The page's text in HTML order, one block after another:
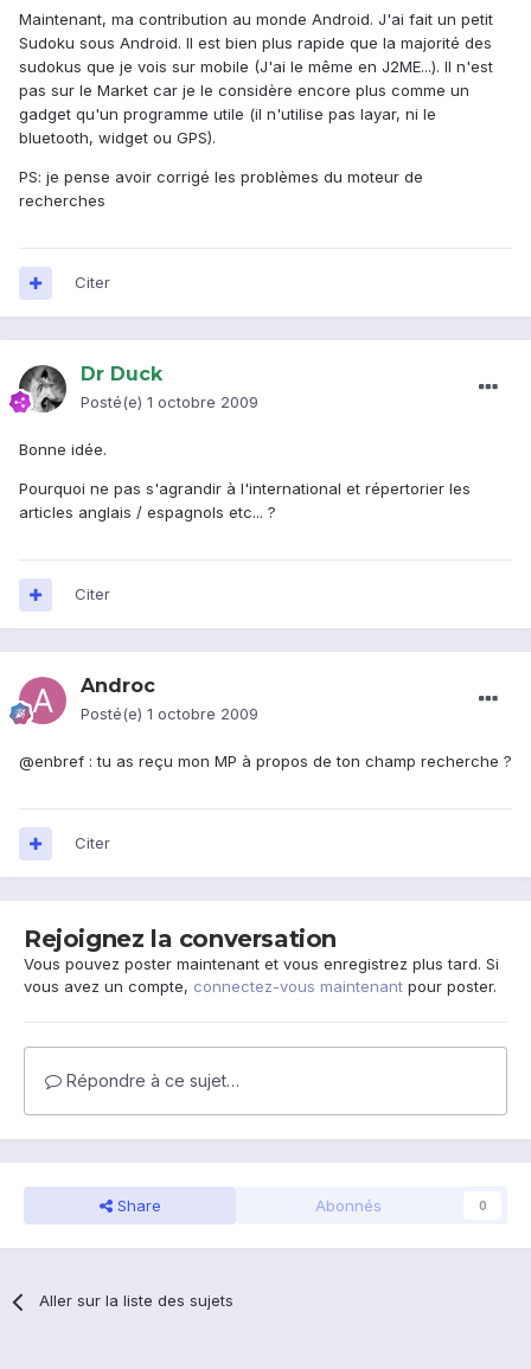
Maintenant, ma contribution au monde Android. J'ai fait un petit
Sudoku sous Android. Il est bien plus rapide que la majorité des
sudokus que je vois sur mobile (J'ai le même en J2ME...). Il n'est
pas sur le Market car je le considère encore plus comme un
gadget qu'un programme utile (il n'utilise pas layar, ni le
bluetooth, widget ou GPS).
PS: je pense avoir corrigé les problèmes du moteur de
recherches
Citer
Dr Duck
Posté(e) 1 octobre 2009
Bonne idée.
Pourquoi ne pas s'agrandir à l'international et répertorier les
articles anglais / espagnols etc... ?
Citer
Androc
Posté(e) 1 octobre 2009
@enbref : tu as reçu mon MP à propos de ton champ recherche ?
Citer
Rejoignez la conversation
Vous pouvez poster maintenant et vous enregistrez plus tard. Si
vous avez un compte, connectez-vous maintenant pour poster.
Répondre à ce sujet…
Share Abonnés 0
Aller sur la liste des sujets